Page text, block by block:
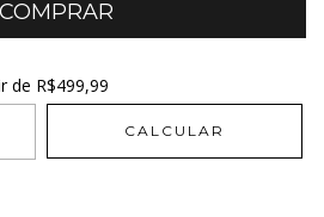
R$499,99
de R$499,99
CALCULAR